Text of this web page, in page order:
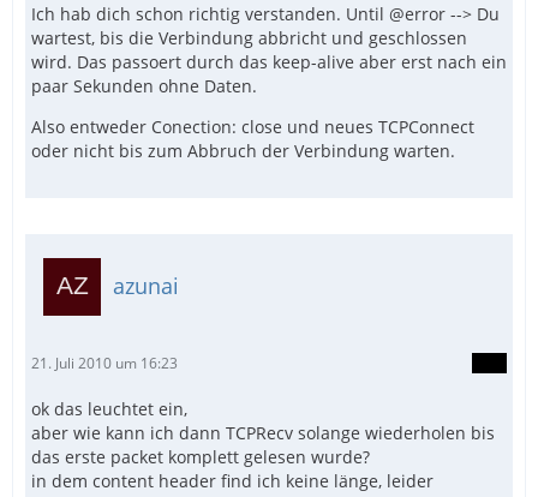
Ich hab dich schon richtig verstanden. Until @error --> Du
wartest, bis die Verbindung abbricht und geschlossen
wird. Das passoert durch das keep-alive aber erst nach ein
paar Sekunden ohne Daten.
Also entweder Conection: close und neues TCPConnect
oder nicht bis zum Abbruch der Verbindung warten.
azunai
21. Juli 2010 um 16:23
ok das leuchtet ein,
aber wie kann ich dann TCPRecv solange wiederholen bis
das erste packet komplett gelesen wurde?
in dem content header find ich keine länge, leider